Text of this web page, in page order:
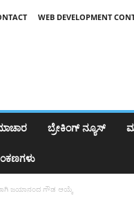
WEB DEVELOPMENT
ಬ್ರೇಕಿಂಗ್‌ ನ್ಯೂಸ್
ಜಯಾನಂದ ‌ಗೌಡ ಆಯ್ಕೆ